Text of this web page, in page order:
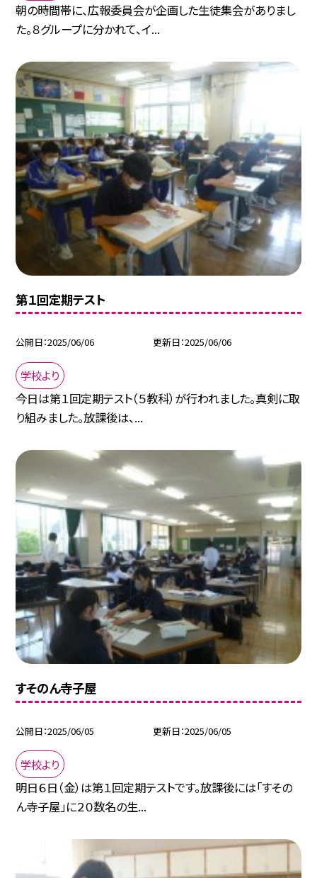
朝の時間帯に、広報委員会が企画した生徒集会がありまし
た。８グループに分かれて、イ...
第１回定期テスト
公開日 2025/06/06 更新日 2025/06/06
学校より
今日は第１回定期テスト（５教科）が行われました。真剣に取
り組みました。放課後は、...
すそのん寺子屋
公開日 2025/06/05 更新日 2025/06/05
学校より
明日６日（金）は第１回定期テストです。放課後には「すその
ん寺子屋」に２０数名の生...